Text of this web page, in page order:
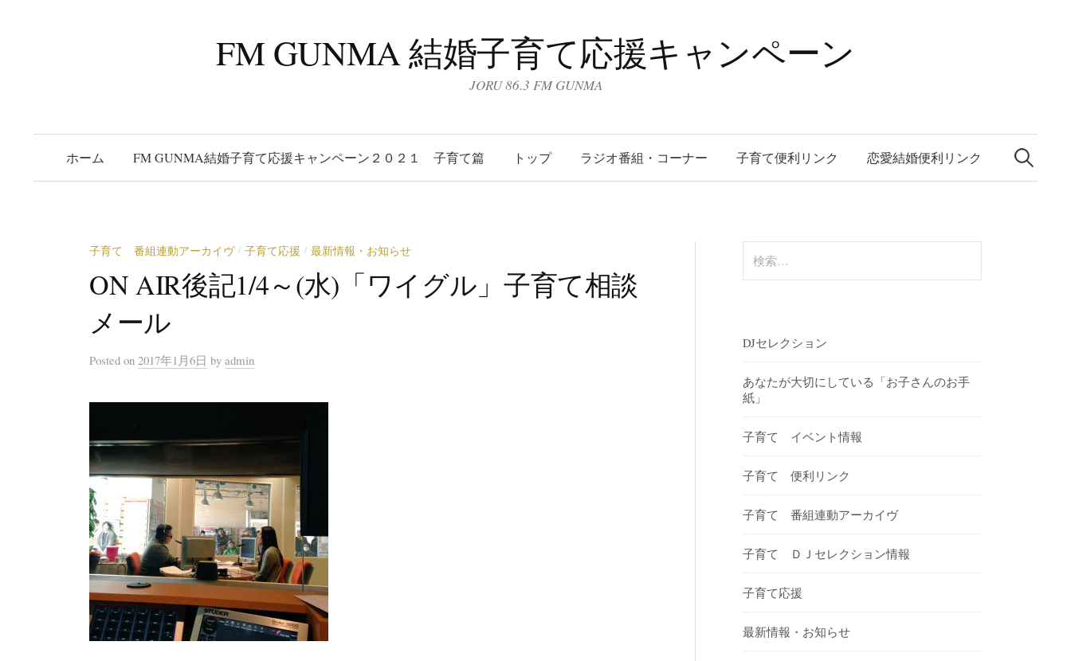
FM GUNMA 結婚子育て応援キャンペーン
JORU 86.3 FM GUNMA
ホーム FM GUNMA結婚子育て応援キャンペーン２０２１ 子育て篇 トップ ラジオ番組・コーナー 子育て便利リンク 恋愛結婚便利リンク
検
索:
子育て 番組連動アーカイヴ / 子育て応援 / 最新情報・お知らせ
ON AIR後記1/4～(水)「ワイグル」子育て相談
メール
Posted on 2017年1月6日 by admin
索:
DJセレクション
あなたが大切にしている「お子さんのお手
紙」
子育て イベント情報
子育て 便利リンク
子育て 番組連動アーカイヴ
子育て ＤＪセレクション情報
子育て応援
最新情報・お知らせ